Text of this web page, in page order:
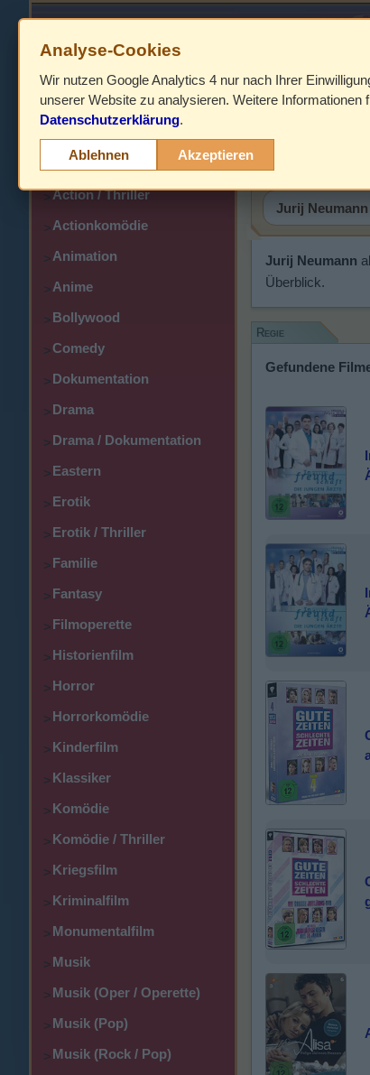
HOME
>
> Action
>Action / Thriller
>Actionkomödie
>Animation
>Anime
>Bollywood
>Comedy
>Dokumentation
>Drama
>Drama / Dokumentation
>Eastern
>Erotik
>Erotik / Thriller
>Familie
>Fantasy
>Filmoperette
>Historienfilm
>Horror
>Horrorkomödie
>Kinderfilm
>Klassiker
>Komödie
>Komödie / Thriller
>Kriegsfilm
>Kriminalfilm
>Monumentalfilm
>Musik
>Musik (Oper / Operette)
>Musik (Pop)
>Musik (Rock / Pop)
Jurij
Jurij Neumann
Überblick.
Regie
Gefundene
Analyse-Cookies
Wir nutzen Google Analytics 4 nur nach Ihrer
unserer Website zu analysieren. Weitere Informationen
Datenschutzerklärung.
Ablehnen Akzeptieren